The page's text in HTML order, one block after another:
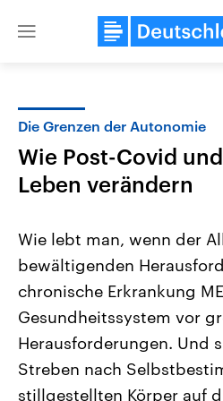
Close
Landtagswahl Sachsen-Anhalt
2026
Alle Informationen
Sachsen-Anhalt wählt am 6.
September 2026 einen neuen
Bundesland von einer Koalition
Die Grenzen der Autonomie
Wie Post-Covid
Leben verändern
Wie lebt man, wenn der
bewältigenden
chronische Erkrankung
Gesundheitssystem vor
Herausforderungen. Und
Streben nach
stillgestellten Körper auf